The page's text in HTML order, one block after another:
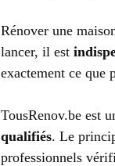
Rénover une
lancer, il est
exactement ce que
TousRenov.be est
qualifiés. Le
professionnels